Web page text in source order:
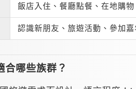
飯店入住、餐廳點餐、在地購物
認識新朋友、旅遊活動、參加嘉
合哪些族群？